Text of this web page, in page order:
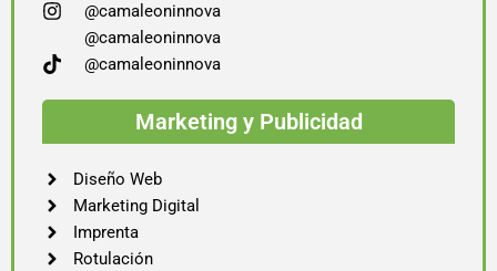
@camaleoninnova
@camaleoninnova
@camaleoninnova
Marketing y Publicidad
Diseño Web
Marketing Digital
Imprenta
Rotulación